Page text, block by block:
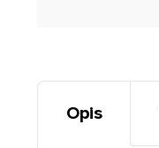
Opis